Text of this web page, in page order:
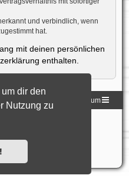
dir den
Nutzung zu
und verbindlich, wenn
hat.
mit deinen persönlichen
enthalten.
Impressum
Limited
Style-Design